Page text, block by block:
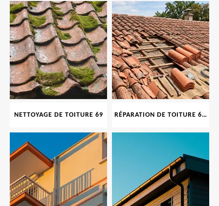
NETTOYAGE DE TOITURE 69 RÉPARATION DE TOITURE 69 RHONE, TUILES CASSÉES OU ABIMÉES